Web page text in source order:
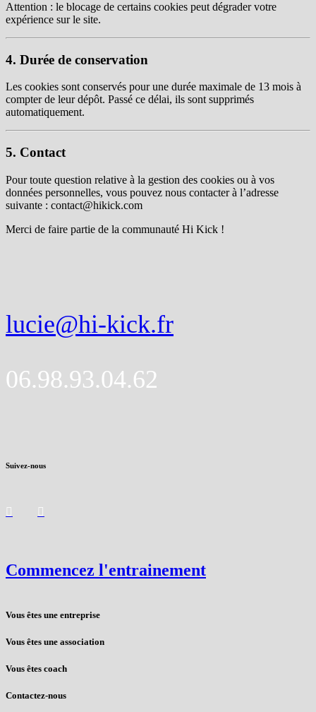
Attention : le blocage de certains cookies peut dégrader votre
expérience sur le site.
4. Durée de conservation
Les cookies sont conservés pour une durée maximale de 13 mois à
compter de leur dépôt. Passé ce délai, ils sont supprimés
automatiquement.
5. Contact
Pour toute question relative à la gestion des cookies ou à vos
données personnelles, vous pouvez nous contacter à l’adresse
suivante : contact@hikick.com
Merci de faire partie de la communauté Hi Kick !
lucie@hi-kick.fr
06.98.93.04.62
Suivez-nous
Commencez l'entrainement
Vous êtes une entreprise
Vous êtes une association
Vous êtes coach
Contactez-nous